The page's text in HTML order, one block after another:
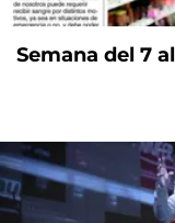
Semana del 7